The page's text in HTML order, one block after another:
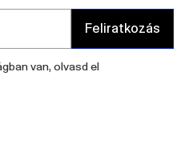
Feliratkozás
van, olvasd el